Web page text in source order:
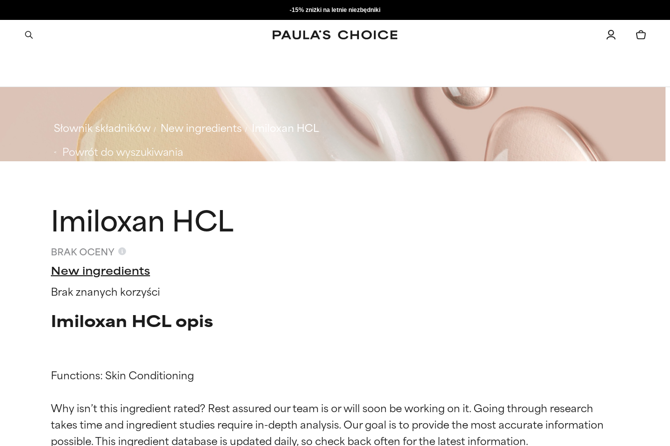
-15% zniżki na letnie niezbędniki
Słownik składników New ingredients
Imiloxan HCL
Powrót do wyszukiwania
Imiloxan HCL
BRAK OCENY
New ingredients
Brak znanych korzyści
Imiloxan HCL opis
Functions: Skin Conditioning
Why isn’t this ingredient rated? Rest assured our team is or will soon be working on it. Going through research
takes time and ingredient studies require in-depth analysis. Our goal is to provide the most accurate information
Oceny składników
BEST
Oceny składników
BEST